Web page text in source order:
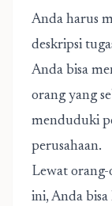
Anda harus
deskripsi
Anda bisa
orang yang
menduduki
perusahaan.
Lewat
ini, Anda